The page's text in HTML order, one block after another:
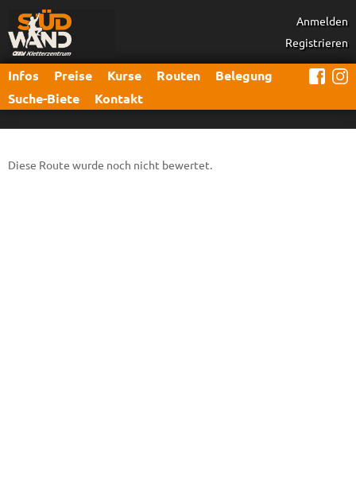
Anmelden
Registrieren
Infos Preise Kurse Routen
Belegung
Suche-Biete
Kontakt
Diese Route wurde noch nicht bewertet.